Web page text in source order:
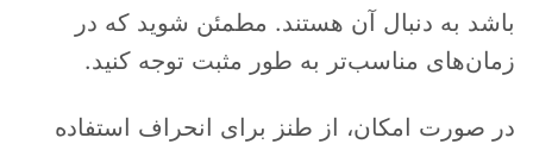
باشد به دنبال آن هستند. مطمئن شوید که در
زمان‌های مناسب‌تر به طور مثبت توجه کنید.
در صورت امکان، از طنز برای انحراف استفاده